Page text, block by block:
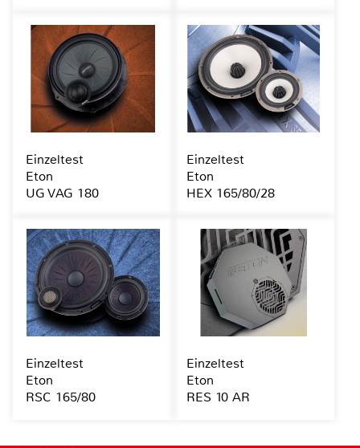
Einzeltest
Eton
UG VAG 180
Einzeltest
Eton
HEX 165/80/28
Einzeltest
Eton
RSC 165/80
Einzeltest
Eton
RES 10 AR